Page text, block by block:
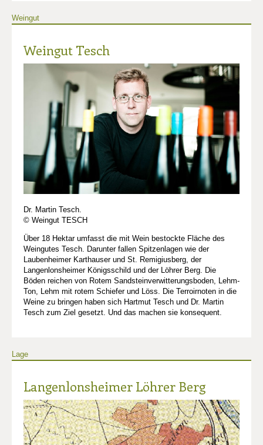
Weingut
Weingut Tesch
Dr. Martin Tesch.
© Weingut TESCH
Über 18 Hektar umfasst die mit Wein bestockte Fläche des
Weingutes Tesch. Darunter fallen Spitzenlagen wie der
Laubenheimer Karthauser und St. Remigiusberg, der
Langenlonsheimer Königsschild und der Löhrer Berg. Die
Böden reichen von Rotem Sandsteinverwitterungsboden, Lehm-
Ton, Lehm mit rotem Schiefer und Löss. Die Terroirnoten in die
Weine zu bringen haben sich Hartmut Tesch und Dr. Martin
Tesch zum Ziel gesetzt. Und das machen sie konsequent.
Lage
Langenlonsheimer Löhrer Berg